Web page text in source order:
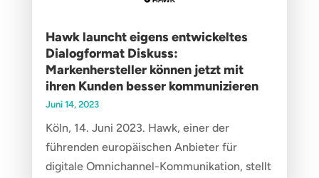
Hawk launcht eigens entwickeltes
Dialogformat Diskuss:
Markenhersteller können jetzt mit
ihren Kunden besser kommunizieren
Juni 14, 2023
Köln, 14. Juni 2023. Hawk, einer der
führenden europäischen Anbieter für
digitale Omnichannel-Kommunikation, stellt